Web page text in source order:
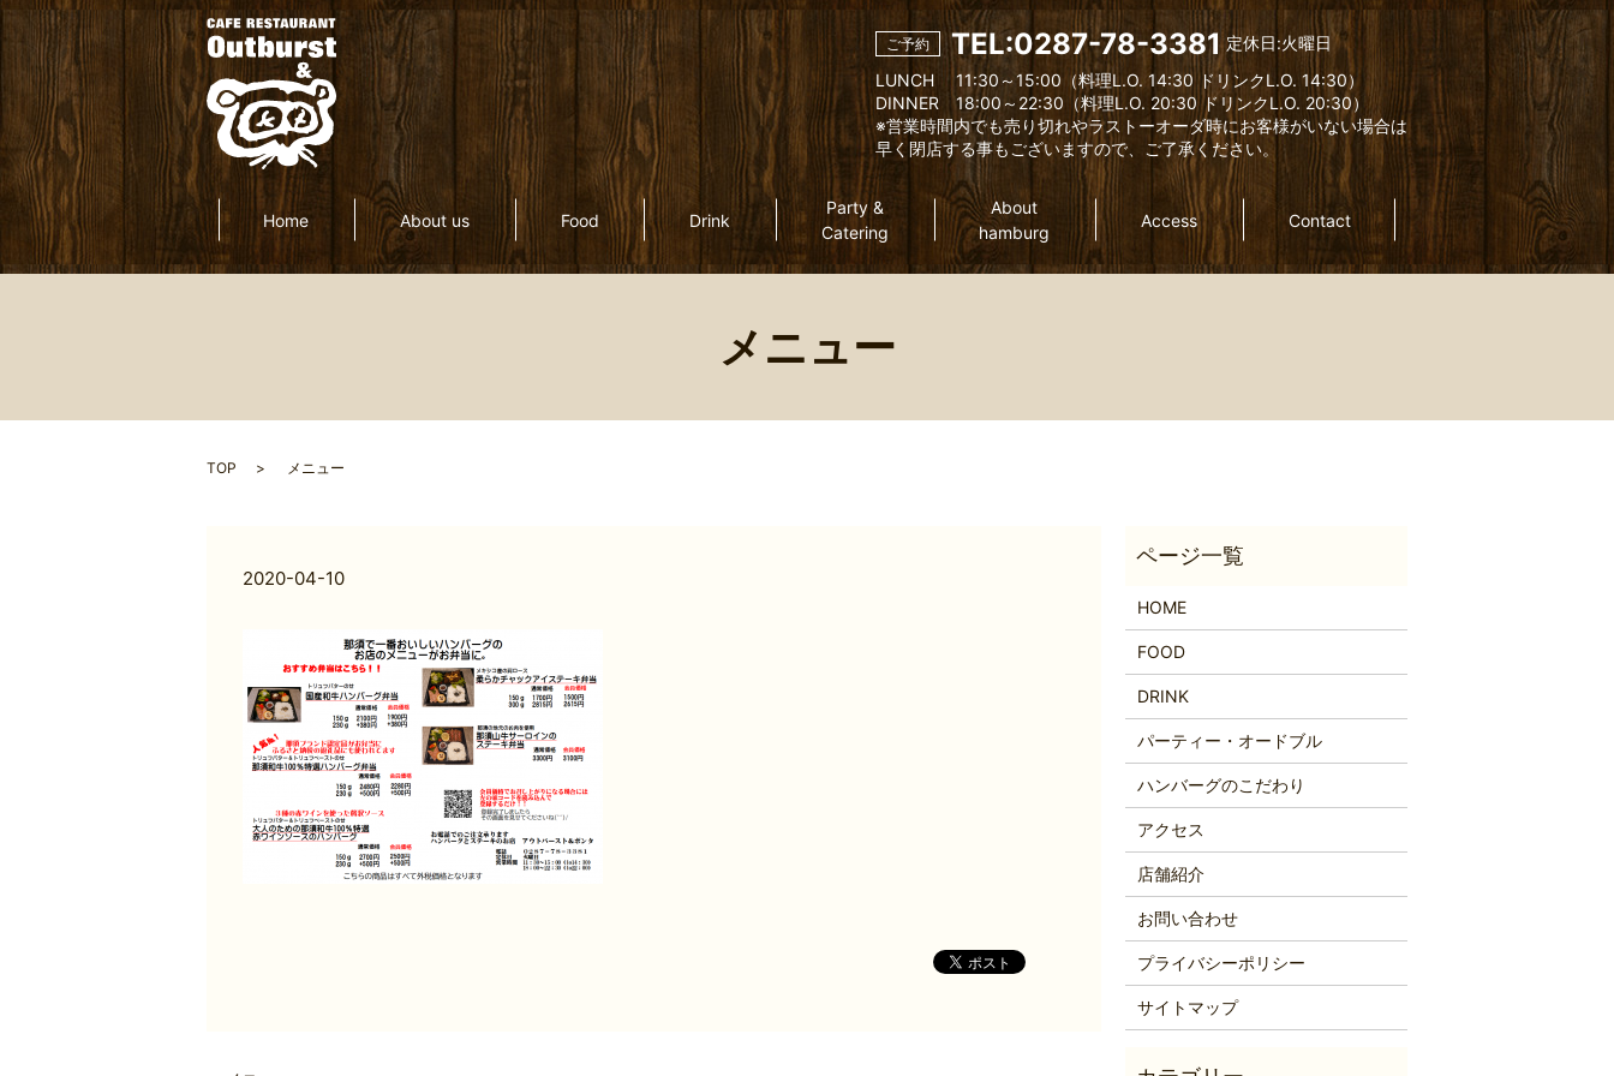
ご予約 TEL:0287-78-3381定休日:火曜日
LUNCH 11:30～15:00（料理L.O. 14:30 ドリンクL.O. 14:30）
DINNER 18:00～22:30（料理L.O. 20:30 ドリンクL.O. 20:30）
※営業時間内でも売り切れやラストーオーダ時にお客様がいない場合は
早く閉店する事もございますので、ご了承ください。
Home About us Food Drink
Party &
Catering
About
hamburg
Access Contact
メニュー
TOP メニュー
2020-04-10
HOME
FOOD
DRINK
パーティー・オードブル
ハンバーグのこだわり
アクセス
店舗紹介
お問い合わせ
プライバシーポリシー
サイトマップ